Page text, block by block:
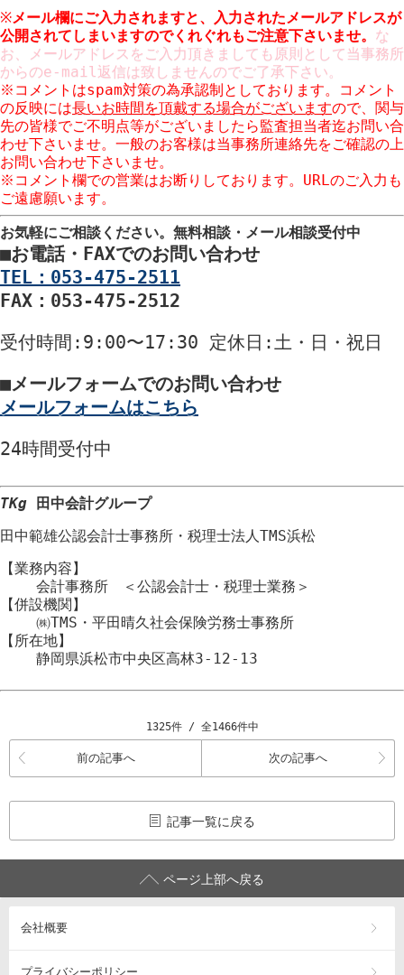
※メール欄にご入力されますと、入力された メールアドレスが
公開 されてしまいますのでくれぐれもご注意下さいませ。 な
お、メールアドレスをご入力頂きましても原則として当事務所
からのe-mail返信は致しませんのでご了承下さい。
※コメントはspam対策の為承認制としております。コメント
の反映には長いお時間を頂戴する場合がございますので、関与
先の皆様でご不明点等がございましたら監査担当者迄お問い合
わせ下さいませ。一般のお客様は当事務所連絡先をご確認の上
お問い合わせ下さいませ。
※コメント欄での営業はお断りしております。URLのご入力も
ご遠慮願います。
お気軽にご相談ください。 無料相談・メール相談受付中
■お電話・FAXでのお問い合わせ
TEL：053-475-2511
FAX：053-475-2512
受付時間 :9:00〜17:30 定休日 :土・日・祝日
■メールフォームでのお問い合わせ
メールフォームはこちら
24時間受付中
TKg 田中会計グループ
田中範雄公認会計士事務所 ・ 税理士法人TMS浜松
【業務内容】
会計事務所 ＜公認会計士・税理士業務＞
【併設機関】
㈱TMS・平田晴久社会保険労務士事務所
【所在地】
静岡県浜松市中央区高林3-12-13
1325件 / 全1466件中
前の記事へ 次の記事へ
記事一覧に戻る
ページ上部へ戻る
会社概要